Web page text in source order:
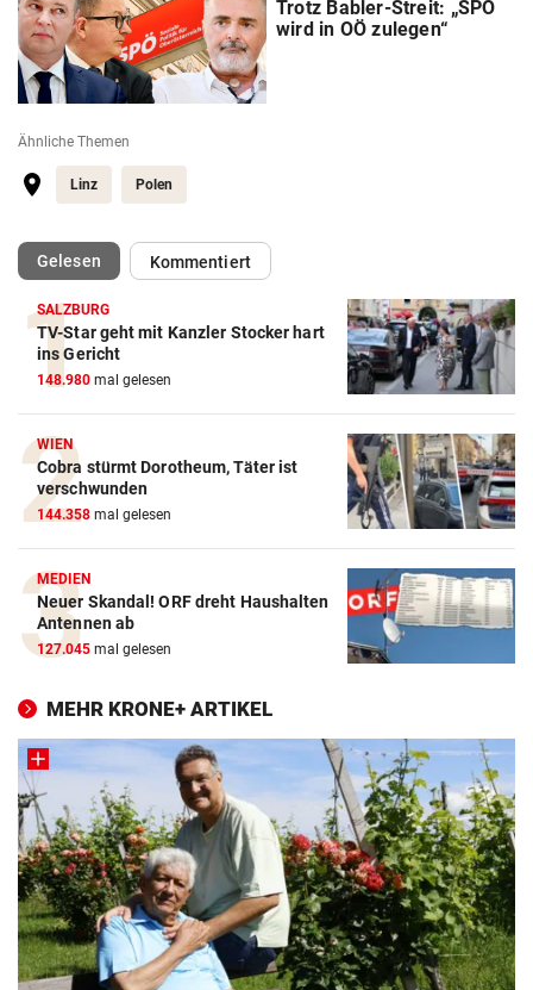
Trotz Babler-Streit: „SPÖ
wird in OÖ zulegen“
Ähnliche Themen
Linz Polen
Gelesen(ausgewählt)Kommentiert
SALZBURG
TV-Star geht mit Kanzler Stocker hart
ins Gericht
148.980 mal gelesen
WIEN
Cobra stürmt Dorotheum, Täter ist
verschwunden
144.358 mal gelesen
MEDIEN
Neuer Skandal! ORF dreht Haushalten
Antennen ab
127.045 mal gelesen
MEHR KRONE+ ARTIKEL